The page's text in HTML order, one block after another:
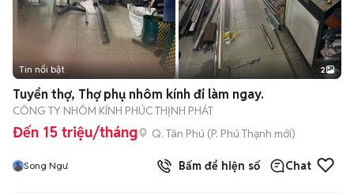
Tin nổi bật 2
Tuyển thợ, Thợ phụ nhôm kính đi làm ngay.
CÔNG TY NHÔM KÍNH PHÚC THỊNH PHÁT
Đến 15 triệu/tháng Q. Tân Phú (P. Phú Thạnh mới)
Song Ngư Bấm để hiện số Chat